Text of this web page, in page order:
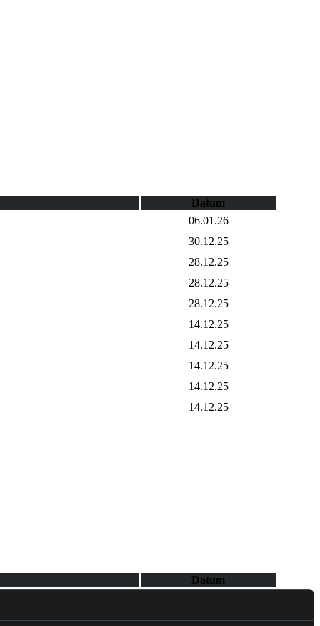
Datum
06.01.26
30.12.25
28.12.25
28.12.25
28.12.25
14.12.25
14.12.25
14.12.25
14.12.25
14.12.25
Datum